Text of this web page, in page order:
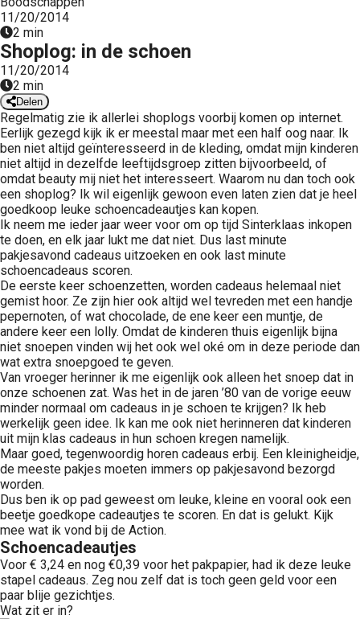
11/20/2014
2 min
Shoplog: in de schoen
11/20/2014
2 min
Delen
Regelmatig zie ik allerlei shoplogs voorbij komen op internet.
Eerlijk gezegd kijk ik er meestal maar met een half oog naar. Ik
ben niet altijd geïnteresseerd in de kleding, omdat mijn kinderen
niet altijd in dezelfde leeftijdsgroep zitten bijvoorbeeld, of
omdat beauty mij niet het interesseert. Waarom nu dan toch ook
een shoplog? Ik wil eigenlijk gewoon even laten zien dat je heel
goedkoop leuke schoencadeautjes kan kopen.
Ik neem me ieder jaar weer voor om op tijd Sinterklaas inkopen
te doen, en elk jaar lukt me dat niet. Dus last minute
pakjesavond cadeaus uitzoeken en ook last minute
schoencadeaus scoren.
De eerste keer schoenzetten, worden cadeaus helemaal niet
gemist hoor. Ze zijn hier ook altijd wel tevreden met een handje
pepernoten, of wat chocolade, de ene keer een muntje, de
andere keer een lolly. Omdat de kinderen thuis eigenlijk bijna
niet snoepen vinden wij het ook wel oké om in deze periode dan
wat extra snoepgoed te geven.
Van vroeger herinner ik me eigenlijk ook alleen het snoep dat in
onze schoenen zat. Was het in de jaren ’80 van de vorige eeuw
minder normaal om cadeaus in je schoen te krijgen? Ik heb
werkelijk geen idee. Ik kan me ook niet herinneren dat kinderen
uit mijn klas cadeaus in hun schoen kregen namelijk.
Maar goed, tegenwoordig horen cadeaus erbij. Een kleinigheidje,
de meeste pakjes moeten immers op pakjesavond bezorgd
worden.
Dus ben ik op pad geweest om leuke, kleine en vooral ook een
beetje goedkope cadeautjes te scoren. En dat is gelukt. Kijk
mee wat ik vond bij de Action.
Schoencadeautjes
Voor € 3,24 en nog €0,39 voor het pakpapier, had ik deze leuke
stapel cadeaus. Zeg nou zelf dat is toch geen geld voor een
paar blije gezichtjes.
Wat zit er in?
de
Hierdoor
website-
van